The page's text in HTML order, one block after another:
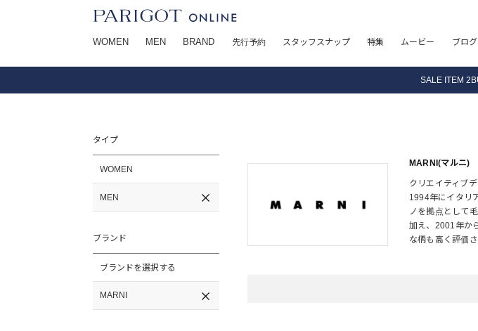
WOMEN MEN BRAND 先行予約 スタッフスナップ 特集 ムービー ブログ
全国送料無料
タイプ
WOMEN
MEN
ブランド
ブランドを選択する
MARNI
MARNI(マルニ)
クリエイティブ
1994年にイタリ
ノを拠点として
加え、2001年か
な柄も高く評価さ